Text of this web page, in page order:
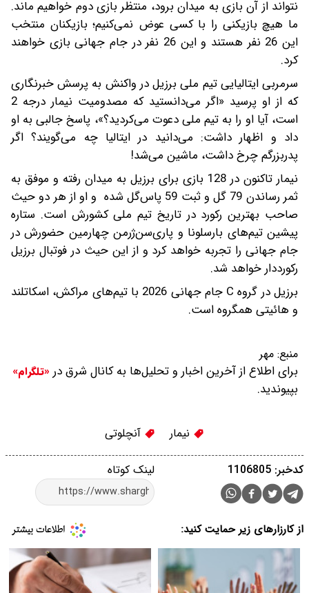
نتواند از آن بازی به میدان برود، منتظر بازی دوم خواهیم ماند.
ما هیچ بازیکنی را با کسی عوض نمی‌کنیم؛ بازیکنان منتخب
این 26 نفر هستند و این 26 نفر در جام جهانی بازی خواهند
کرد.
سرمربی ایتالیایی تیم ملی برزیل در واکنش به پرسش خبرنگاری
که از او پرسید «اگر می‌دانستید که مصدومیت نیمار درجه 2
است، آیا او را به تیم ملی دعوت می‌کردید؟»، پاسخ جالبی به او
داد و اظهار داشت: می‌دانید در ایتالیا چه می‌گویند؟ اگر
پدربزرگم چرخ داشت، ماشین می‌شد!
نیمار تاکنون در 128 بازی برای برزیل به میدان رفته و موفق به
ثمر رساندن 79 گل و ثبت 59 پاس‌‌گل شده و او از هر دو حیث
صاحب بهترین رکورد در تاریخ تیم ملی کشورش است. ستاره
پیشین تیم‌های بارسلونا و پاری‌سن‌ژرمن چهارمین حضورش در
جام جهانی را تجربه خواهد کرد و از این حیث در فوتبال برزیل
رکورددار خواهد شد.
برزیل در گروه C جام جهانی 2026 با تیم‌های مراکش، اسکاتلند
و هائیتی همگروه است.
منبع: مهر
برای اطلاع از آخرین اخبار و تحلیل‌ها به کانال شرق در «تلگرام»
بپیوندید.
نیمار آنچلوتی
لینک کوتاه کدخبر: 1106805
از کارزارهای زیر حمایت کنید: